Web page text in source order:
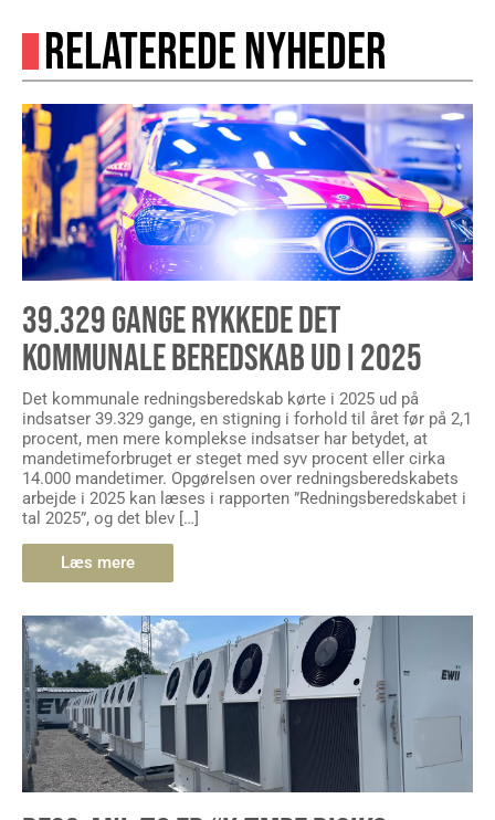
RELATEREDE NYHEDER
39.329 GANGE RYKKEDE DET
KOMMUNALE BEREDSKAB UD I 2025
Det kommunale redningsberedskab kørte i 2025 ud på
indsatser 39.329 gange, en stigning i forhold til året før på 2,1
procent, men mere komplekse indsatser har betydet, at
mandetimeforbruget er steget med syv procent eller cirka
14.000 mandetimer. Opgørelsen over redningsberedskabets
arbejde i 2025 kan læses i rapporten ”Redningsberedskabet i
tal 2025”, og det blev […]
Læs mere